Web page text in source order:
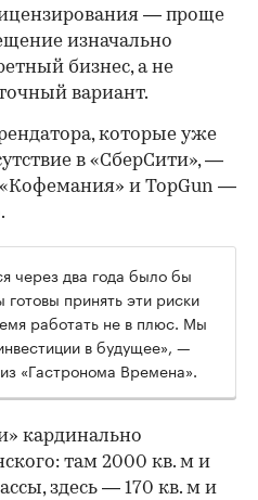
— проще
изначально
бизнес, а не
вариант.
которые уже
в «СберСити», —
и TopGun —
через два года было бы
принять эти риски
работать не в плюс. Мы
в будущее», —
«Гастронома Времена».
кардинально
там 2000 кв. м и
здесь — 170 кв. м и